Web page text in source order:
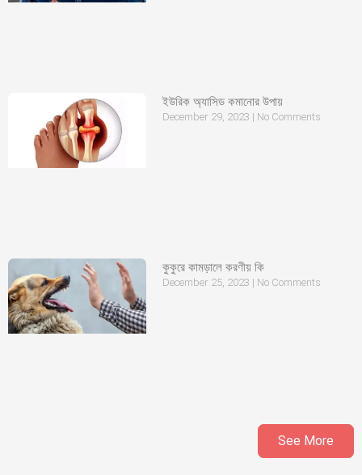
ইউরিক অ্যাসিড কমানোর উপায়
December 29, 2023 No Comments
কুকুরে কামড়ালে করণীয় কি
December 25, 2023 No Comments
See More